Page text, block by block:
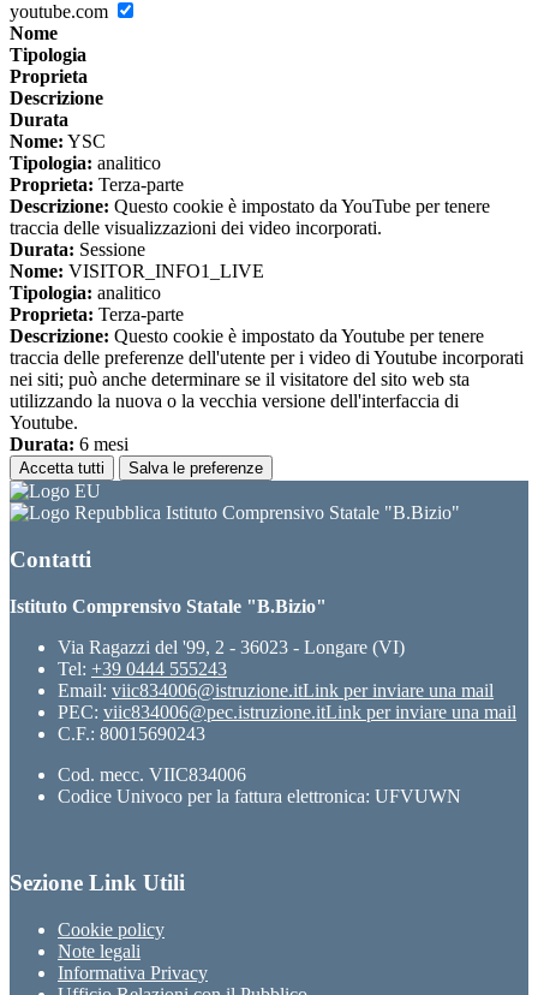
youtube.com
Nome
Tipologia
Proprieta
Descrizione
Durata
Nome: YSC
Tipologia: analitico
Proprieta: Terza-parte
Descrizione: Questo cookie è impostato da YouTube per tenere
traccia delle visualizzazioni dei video incorporati.
Durata: Sessione
Nome: VISITOR_INFO1_LIVE
Tipologia: analitico
Proprieta: Terza-parte
Descrizione: Questo cookie è impostato da Youtube per tenere
traccia delle preferenze dell'utente per i video di Youtube incorporati
nei siti; può anche determinare se il visitatore del sito web sta
utilizzando la nuova o la vecchia versione dell'interfaccia di
Youtube.
Durata: 6 mesi
Accetta tutti Salva le preferenze
Istituto Comprensivo Statale "B.Bizio"
Contatti
Istituto Comprensivo Statale "B.Bizio"
Via Ragazzi del '99, 2 - 36023 - Longare (VI)
Tel: +39 0444 555243
Email: viic834006@istruzione.itLink per inviare una mail
PEC: viic834006@pec.istruzione.itLink per inviare una mail
C.F.: 80015690243
Cod. mecc. VIIC834006
Codice Univoco per la fattura elettronica: UFVUWN
Sezione Link Utili
Cookie policy
Note legali
Informativa Privacy